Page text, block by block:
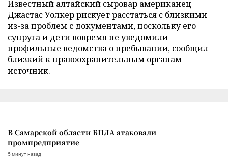
Известный алтайский сыровар американец
Джастас Уолкер рискует расстаться с близкими
из-за проблем с документами, поскольку его
супруга и дети вовремя не уведомили
профильные ведомства о пребывании, сообщил
близкий к правоохранительным органам
источник.
В Самарской области БПЛА атаковали
промпредприятие
5 минут назад